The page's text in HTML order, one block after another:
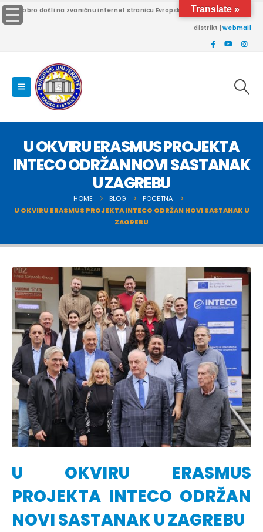
Dobro došli na zvaničnu internet stranicu Evropskog univerziteta Brčko
distrikt |webmail
U OKVIRU ERASMUS PROJEKTA
INTECO ODRŽAN NOVI SASTANAK
U ZAGREBU
HOME BLOG
POCETNA
U OKVIRU ERASMUS PROJEKTA INTECO ODRŽAN NOVI SASTANAK U
ZAGREBU
U OKVIRU ERASMUS
PROJEKTA INTECO ODRŽAN
NOVI SASTANAK U ZAGREBU
Translate »